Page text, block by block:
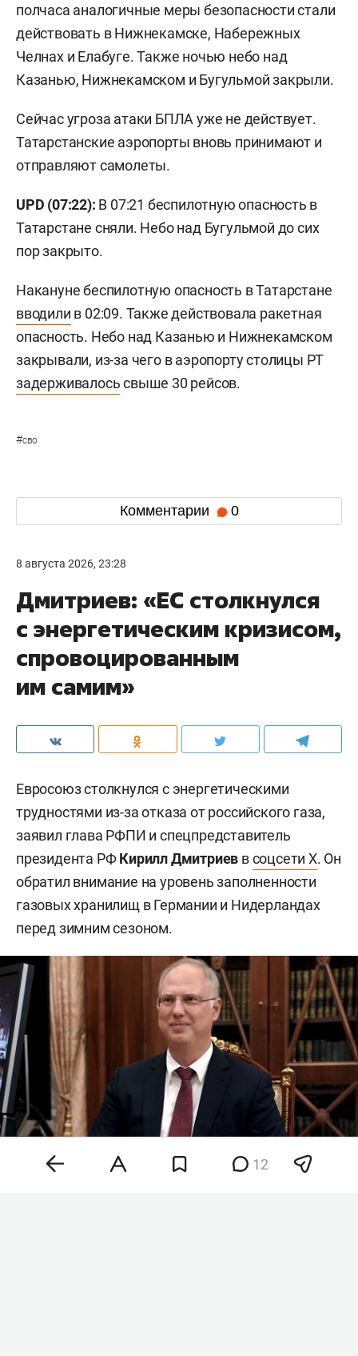
полчаса аналогичные меры безопасности стали
действовать в Нижнекамске, Набережных
Челнах и Елабуге. Также ночью небо над
Казанью, Нижнекамском и Бугульмой закрыли.
Сейчас угроза атаки БПЛА уже не действует.
Татарстанские аэропорты вновь принимают и
отправляют самолеты.
UPD (07:22): В 07:21 беспилотную опасность в
Татарстане сняли. Небо над Бугульмой до сих
пор закрыто.
Накануне беспилотную опасность в Татарстане
вводили в 02:09. Также действовала ракетная
опасность. Небо над Казанью и Нижнекамском
закрывали, из-за чего в аэропорту столицы РТ
задерживалосьсвыше 30 рейсов.
#сво
Комментарии 0
8 августа 2026, 23:28
Дмитриев: «ЕС столкнулся
с энергетическим кризисом,
спровоцированным
им самим»
Евросоюз столкнулся с энергетическими
трудностями из-за отказа от российского газа,
заявил глава РФПИ и спецпредставитель
президента РФКирилл Дмитриев всоцсети X. Он
обратил внимание на уровень заполненности
газовых хранилищ в Германии и Нидерландах
перед зимним сезоном.
12